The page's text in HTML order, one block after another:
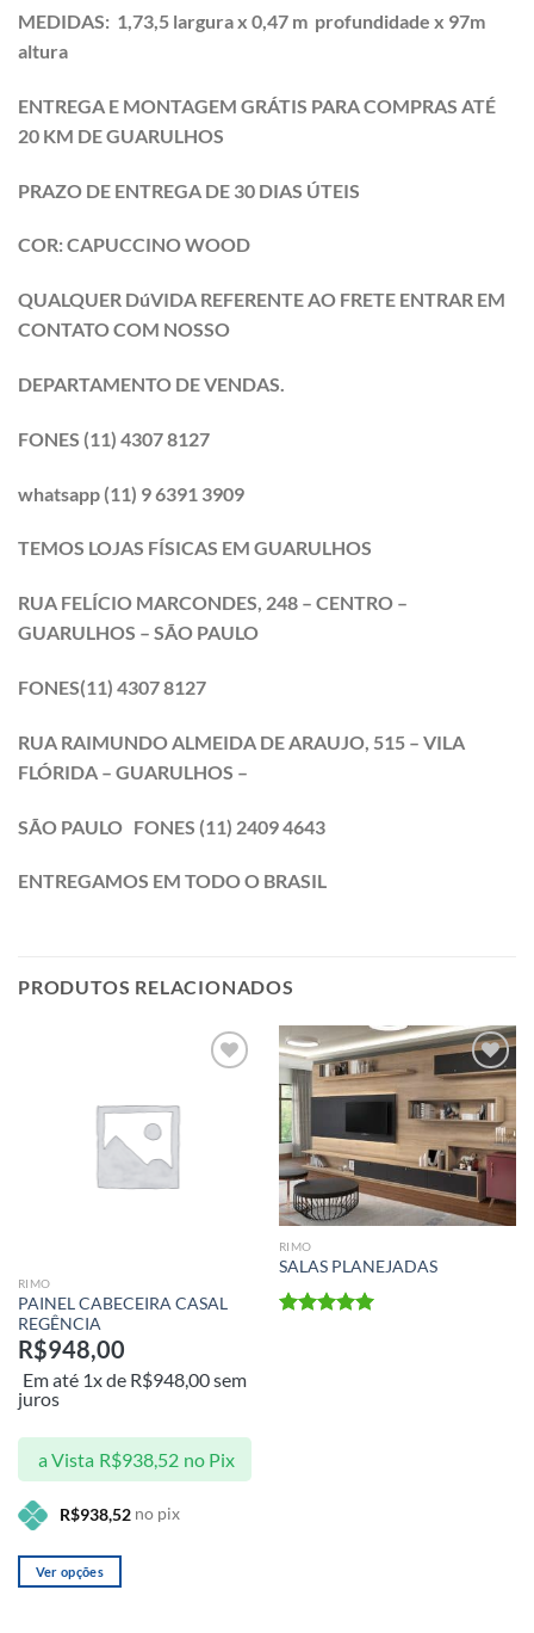
MEDIDAS: 1,73,5 largura x 0,47 m profundidade x 97m
altura
ENTREGA E MONTAGEM GRÁTIS PARA COMPRAS ATÉ
20 KM DE GUARULHOS
PRAZO DE ENTREGA DE 30 DIAS ÚTEIS
COR: CAPUCCINO WOOD
QUALQUER DúVIDA REFERENTE AO FRETE ENTRAR EM
CONTATO COM NOSSO
DEPARTAMENTO DE VENDAS.
FONES (11) 4307 8127
whatsapp (11) 9 6391 3909
TEMOS LOJAS FÍSICAS EM GUARULHOS
RUA FELÍCIO MARCONDES, 248 – CENTRO –
GUARULHOS – SÃO PAULO
FONES(11) 4307 8127
RUA RAIMUNDO ALMEIDA DE ARAUJO, 515 – VILA
FLÓRIDA – GUARULHOS –
SÃO PAULO FONES (11) 2409 4643
ENTREGAMOS EM TODO O BRASIL
PRODUTOS RELACIONADOS
RIMO
PAINEL CABECEIRA CASAL
REGÊNCIA
R$948,00
Em até 1x de R$948,00sem
juros
a Vista R$938,52 no Pix
R$938,52no pix
Ver opções
Adicionar
aos meus
desejos
RIMO
SALAS PLANEJADAS